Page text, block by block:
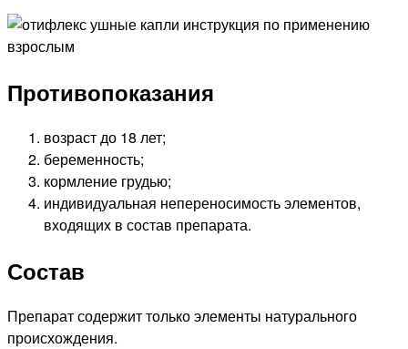
Противопоказания
возраст до 18 лет;
беременность;
кормление грудью;
индивидуальная непереносимость элементов,
входящих в состав препарата.
Состав
Препарат содержит только элементы натурального
происхождения.